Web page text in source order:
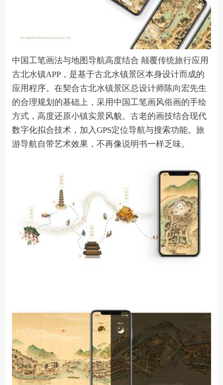
中国工笔画法与地图导航高度结合 颠覆传统旅行应用
古北水镇APP，是基于古北水镇景区本身设计而成的
应用程序。在契合古北水镇景区总设计师陈向宏先生
的合理规划的基础上，采用中国工笔画风俗画的手绘
方式，高度还原小镇实景风貌。古老的画技结合现代
数字化拟合技术，加入GPS定位导航与搜索功能。旅
游导航自带艺术效果，不再像说明书一样乏味。